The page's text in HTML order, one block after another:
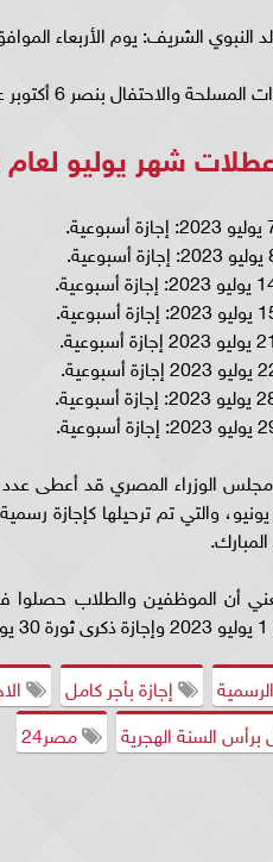
الشريف: يوم الأربعاء الموافق 27 سبتمبر
والاحتفال بنصر 6 أكتوبر عام 1973: يوم الجمعة 6 أكتوبر 2023.
شهر يوليو لعام 2023
الوزراء المصري قد أعطى
أن الموظفين والطلاب حصلوا
إجازة بأجر كامل
برأس السنة الهجرية
مصر24